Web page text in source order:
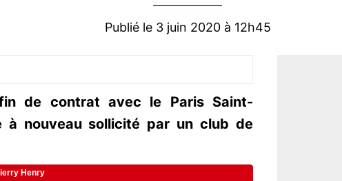
Publié le 3 juin 2020 à 12h45
de contrat avec le Paris Saint-
à nouveau sollicité par un club de